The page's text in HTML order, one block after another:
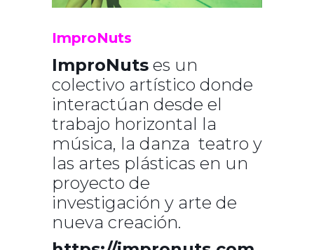
ImproNuts
ImproNuts es un
colectivo artístico donde
interactúan desde el
trabajo horizontal la
música, la danza teatro y
las artes plásticas en un
proyecto de
investigación y arte de
nueva creación.